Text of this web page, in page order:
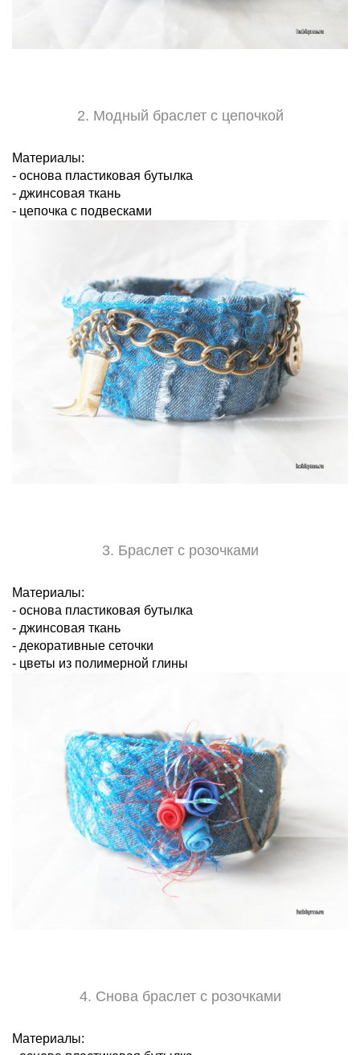
2. Модный браслет с цепочкой
Материалы:
- основа пластиковая бутылка
- джинсовая ткань
- цепочка с подвесками
3. Браслет с розочками
Материалы:
- основа пластиковая бутылка
- джинсовая ткань
- декоративные сеточки
- цветы из полимерной глины
4. Снова браслет с розочками
Материалы: